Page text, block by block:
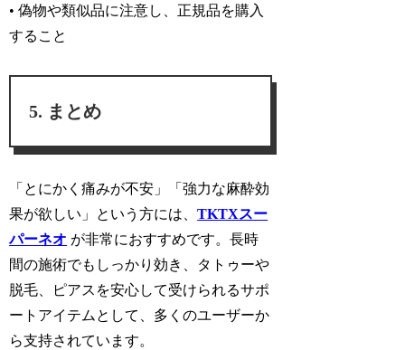
• 偽物や類似品に注意し、正規品を購入
すること
まとめ
「 とにかく痛みが不安 」「強力な麻酔効
果が欲しい 」という方には、TKTXスー
パーネオ が非常におすすめです。長時
間の施術でもしっかり効き、タトゥーや
脱毛、ピアスを安心して受けられるサポ
ートアイテムとして、多くのユーザーか
ら支持されています。